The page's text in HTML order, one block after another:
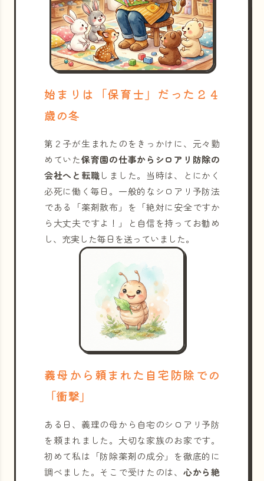
始まりは「保育士」だった２４
歳の冬
第２子が生まれたのをきっかけに、元々勤
めていた保育園の仕事からシロアリ防除の
会社へと転職しました。当時は、とにかく
必死に働く毎日。一般的なシロアリ予防法
である「薬剤散布」を「絶対に安全ですか
ら大丈夫ですよ！」と自信を持ってお勧め
し、充実した毎日を送っていました。
義母から頼まれた自宅防除での
「衝撃」
ある日、義理の母から自宅のシロアリ予防
を頼まれました。大切な家族のお家です。
初めて私は「防除薬剤の成分」を徹底的に
調べました。そこで受けたのは、 心から絶